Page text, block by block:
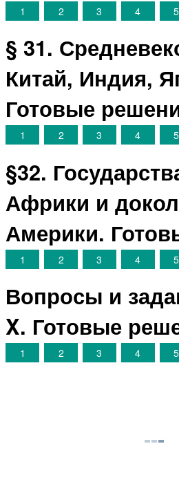
1 2 3 4 5
§ 31.
Китай, Индия,
Готовые
1 2 3 4 5
§32.
Африки и
Америки.
1 2 3 4 5
Вопросы и
X. Готовые
1 2 3 4 5